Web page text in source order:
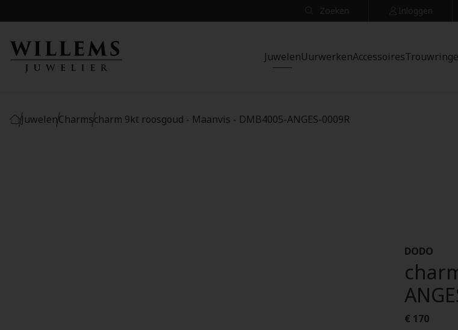
Zoeken Inloggen
JuwelenUurwerkenAccessoires
JuwelenCharmscharm 9kt roosgoud - Maanvis - DMB4005-ANGES-0009R
DODO
€ 170